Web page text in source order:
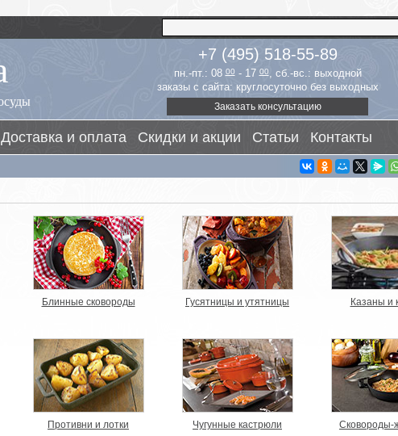
+7 (495) 518-55-89
пн.-пт.: 0800- 1700, сб.-вс.: выходной
заказы с сайта: круглосуточно без выходных
Заказать консультацию
Доставка и оплата Скидки и акции Статьи Контакты
Блинные сковороды Гусятницы и утятницы Казаны и
Противни и лотки Чугунные кастрюли Сковороды-